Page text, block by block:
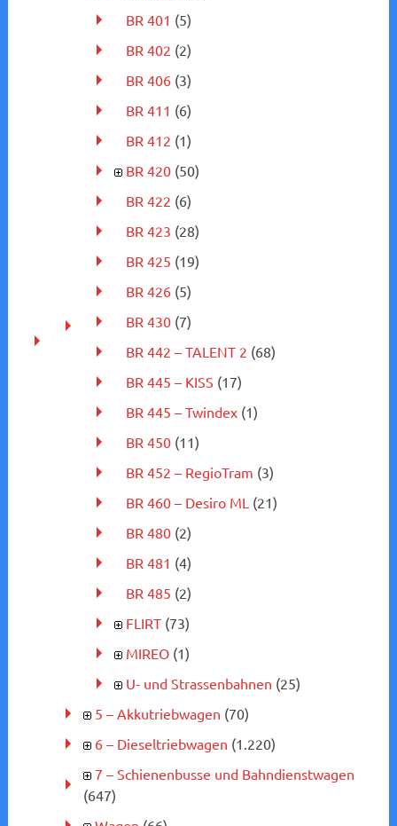
BR 401 (5)
BR 402 (2)
BR 406(3)
BR 411 (6)
BR 412 (1)
BR 420(50)
BR 422 (6)
BR 423 (28)
BR 425 (19)
BR 426(5)
BR 430(7)
BR 442 – TALENT 2 (68)
BR 445 – KISS (17)
BR 445 – Twindex(1)
BR 450(11)
BR 452 – RegioTram (3)
BR 460 – Desiro ML (21)
BR 480(2)
BR 481 (4)
BR 485 (2)
FLIRT(73)
MIREO(1)
U- und Strassenbahnen (25)
5 – Akkutriebwagen (70)
6 – Dieseltriebwagen (1.220)
7 – Schienenbusse und Bahndienstwagen
(647)